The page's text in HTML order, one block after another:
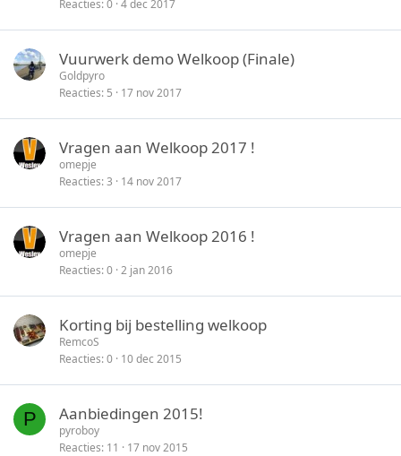
Reacties 0 4 dec 2017
Vuurwerk demo Welkoop (Finale)
Goldpyro
Reacties 5 17 nov 2017
Vragen aan Welkoop 2017 !
omepje
Reacties 3 14 nov 2017
Vragen aan Welkoop 2016 !
omepje
Reacties 0 2 jan 2016
Korting bij bestelling welkoop
RemcoS
Reacties 0 10 dec 2015
P Aanbiedingen 2015!
pyroboy
Reacties 11 17 nov 2015